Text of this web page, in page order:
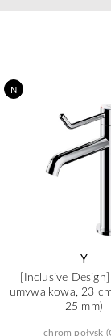
N
Y
[Inclusive
umywalkowa, 23
25 mm)
chrom połysk